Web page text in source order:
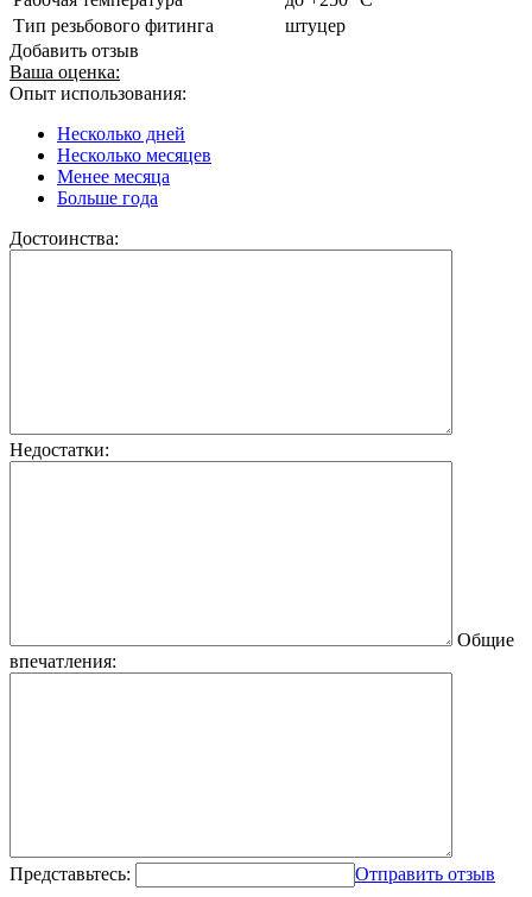
Тип резьбового фитинга
штуцер
Добавить отзыв
Ваша оценка:
Опыт использования:
Несколько дней
Несколько месяцев
Менее месяца
Больше года
Достоинства:
Недостатки:
Общие
впечатления:
Представьтесь: Отправить отзыв